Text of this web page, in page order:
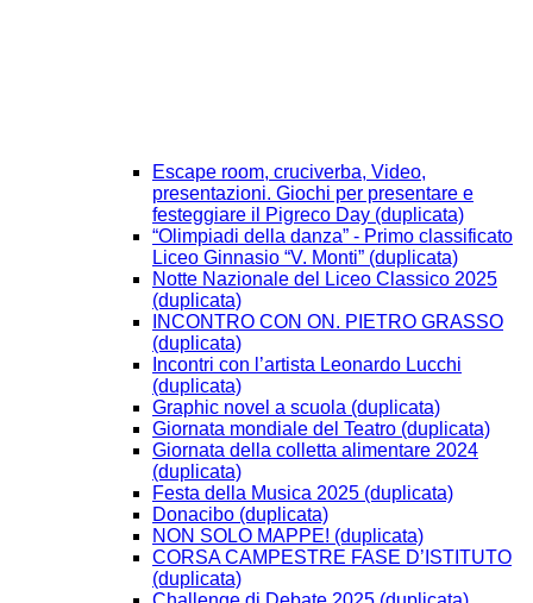
Escape room, cruciverba, Video,
presentazioni. Giochi per presentare e
festeggiare il Pigreco Day (duplicata)
“Olimpiadi della danza” - Primo classificato
Liceo Ginnasio “V. Monti” (duplicata)
Notte Nazionale del Liceo Classico 2025
(duplicata)
INCONTRO CON ON. PIETRO GRASSO
(duplicata)
Incontri con l’artista Leonardo Lucchi
(duplicata)
Graphic novel a scuola (duplicata)
Giornata mondiale del Teatro (duplicata)
Giornata della colletta alimentare 2024
(duplicata)
Festa della Musica 2025 (duplicata)
Donacibo (duplicata)
NON SOLO MAPPE! (duplicata)
CORSA CAMPESTRE FASE D’ISTITUTO
(duplicata)